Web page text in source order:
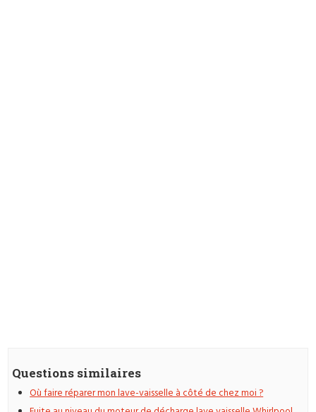
Questions similaires
Où faire réparer mon lave-vaisselle à côté de chez moi ?